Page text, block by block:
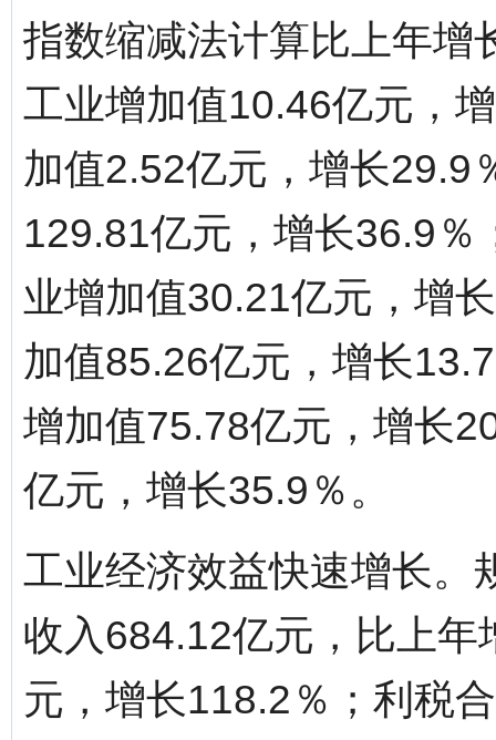
指数缩减法计算比上年增
工业增加值10.46亿元，
加值2.52亿元，增长29.9
129.81亿元，增长36.9％
业增加值30.21亿元，增
加值85.26亿元，增长
增加值75.78亿元，增长
亿元，增长35.9％。
工业经济效益快速增长。
收入684.12亿元，比上
元，增长118.2％；利税